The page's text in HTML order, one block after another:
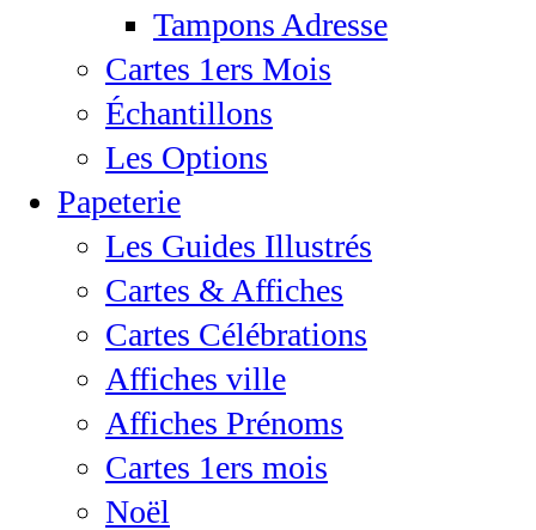
Tampons Adresse
Cartes 1ers Mois
Échantillons
Les Options
Papeterie
Les Guides Illustrés
Cartes & Affiches
Cartes Célébrations
Affiches ville
Affiches Prénoms
Cartes 1ers mois
Noël